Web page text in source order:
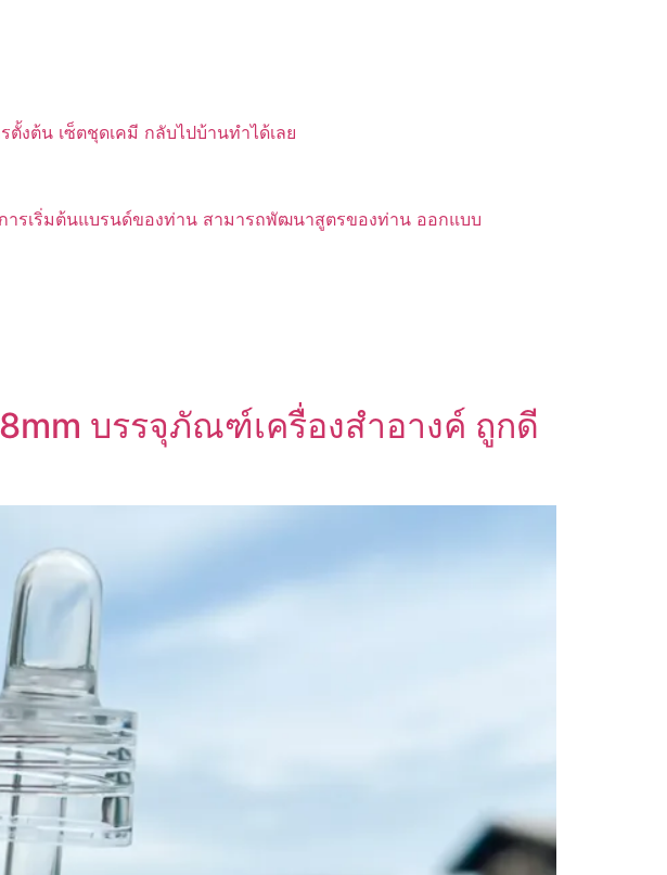
งต้น เซ็ตชุดเคมี กลับไปบ้านทำได้เลย
การเริ่มต้นแบรนด์ของท่าน สามารถพัฒนาสูตรของท่าน ออกแบบ
บรรจุภัณฑ์เครื่องสำอางค์ ถูกดี